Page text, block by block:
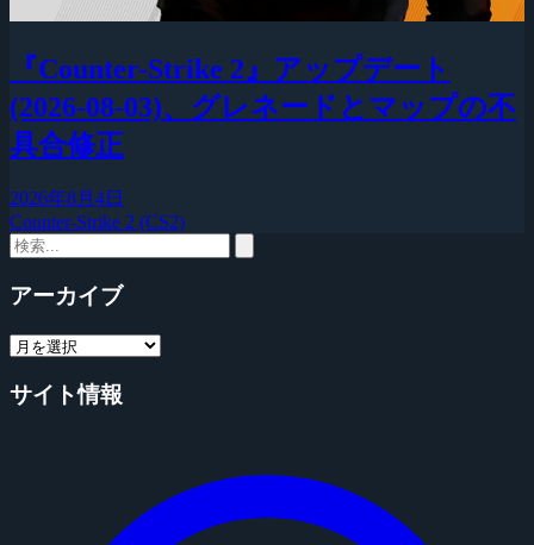
『Counter-Strike 2』アップデート
(2026-08-03)、グレネードとマップの不
具合修正
2026年8月4日
Counter-Strike 2 (CS2)
アーカイブ
サイト情報